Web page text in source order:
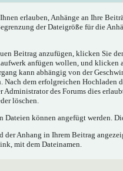
erlauben, Anhänge an Ihre
der Dateigröße für die
Beitrag anzufügen, klicken Sie
anfügen wollen, und klicken
kann abhängig von der
dem erfolgreichen Hochladen
Administrator des Forums dies
löschen.
Dateien können angefügt werden.
der Anhang in Ihrem Beitrag
mit dem Dateinamen.